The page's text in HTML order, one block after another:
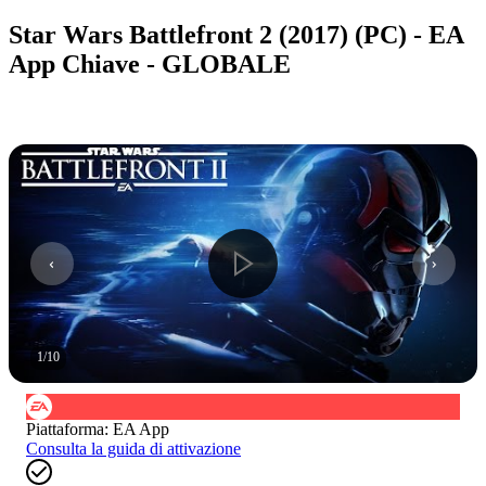
Star Wars Battlefront 2 (2017) (PC) - EA
App Chiave - GLOBALE
1/10
Piattaforma: EA App
Consulta la guida di attivazione